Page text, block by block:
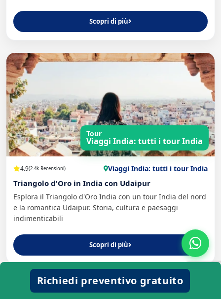
Scopri di più
Tour
Viaggi India: tutti i tour India
4.9(2.4k Recensioni) Viaggi India: tutti i tour India
Triangolo d'Oro in India con Udaipur
Esplora il Triangolo d'Oro India con un tour India del nord
e la romantica Udaipur. Storia, cultura e paesaggi
indimenticabili
Scopri di più
Richiedi preventivo gratuito